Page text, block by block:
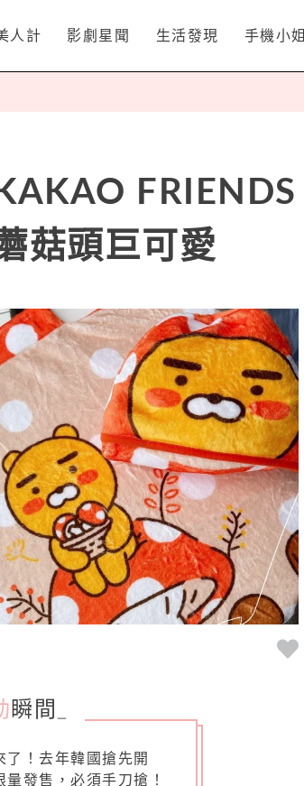
人計 影劇星聞 生活發現 手機小姐
FRIENDS
菇頭巨可愛
瞬間
了！去年韓國搶先開
發售，必須手刀搶！